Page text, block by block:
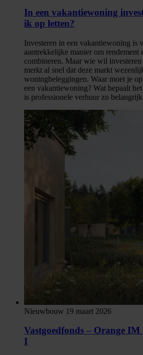
In een vakantiewoning
ik op letten?
Investeren in een vakantiewoning is
aantrekkelijke manier om rendement
combineren. Maar wie wil
merkt al snel dat deze markt
woningbeleggingen. Waar moet je
een vakantiewoning? Wat bepaalt
is professionele verhuur zo
Nieuwbouw 19 maart 2026
Vastgoedfonds – Orange
I